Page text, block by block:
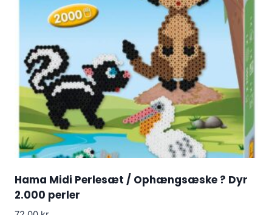
Hama Midi Perlesæt / Ophængsæske ? Dyr
2.000 perler